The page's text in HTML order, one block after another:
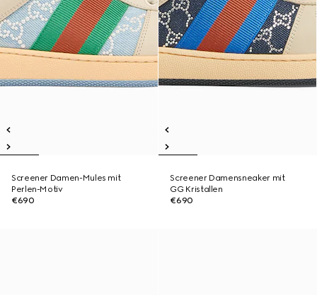
Screener Damen-Mules mit
Perlen-Motiv
€690
Screener Damensneaker mit
GG Kristallen
€690